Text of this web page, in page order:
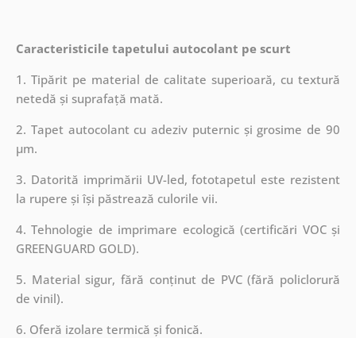
Caracteristicile tapetului autocolant pe scurt
1. Tipărit pe material de calitate superioară, cu textură
netedă și suprafață mată.
2. Tapet autocolant cu adeziv puternic și grosime de 90
µm.
3. Datorită imprimării UV-led, fototapetul este rezistent
la rupere și își păstrează culorile vii.
4. Tehnologie de imprimare ecologică (certificări VOC și
GREENGUARD GOLD).
5. Material sigur, fără conținut de PVC (fără policlorură
de vinil).
6. Oferă izolare termică și fonică.